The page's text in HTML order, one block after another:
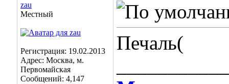
zau
Местный
Регистрация: 19.02.2013
Адрес: Москва, м.
Первомайская
Сообщений: 4,147
Печаль(